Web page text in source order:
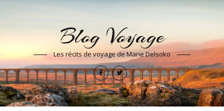
Blog Voyage
Les récits de voyage de Marie Delsoko